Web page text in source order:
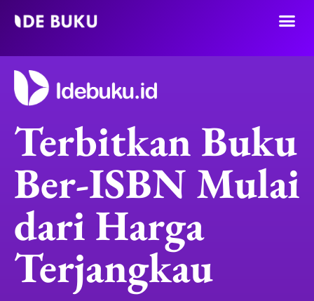
ke
konten
Terbitkan Buku
Ber-ISBN Mulai
dari Harga
Terjangkau